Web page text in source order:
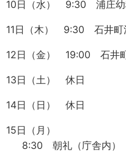
10日（水） 9:30 浦庄幼
11日（木） 9:30 石井
12日（金） 19:00 石井
13日（土） 休日
14日（日） 休日
15日（月）
8:30 朝礼（庁舎内）